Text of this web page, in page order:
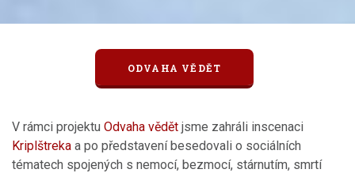
ODVAHA VĚDĚT
V rámci projektu Odvaha vědět jsme zahráli inscenaci
Kriplštreka a po představení besedovali o sociálních
tématech spojených s nemocí, bezmocí, stárnutím, smrtí